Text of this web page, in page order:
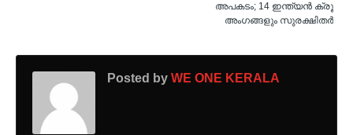
അപകടം; 14 ഇന്ത്യന്‍ ക്രൂ
അംഗങ്ങളും സുരക്ഷിതര്‍
Posted by WE ONE KERALA